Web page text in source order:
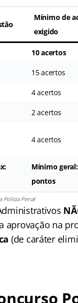
Mínimo de
exigido
10 acertos
15 acertos
4 acertos
2 acertos
4 acertos
Mínimo
pontos
Polícia Penal
aprovação na
(de caráter